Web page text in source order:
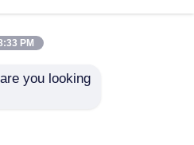
PM
you looking